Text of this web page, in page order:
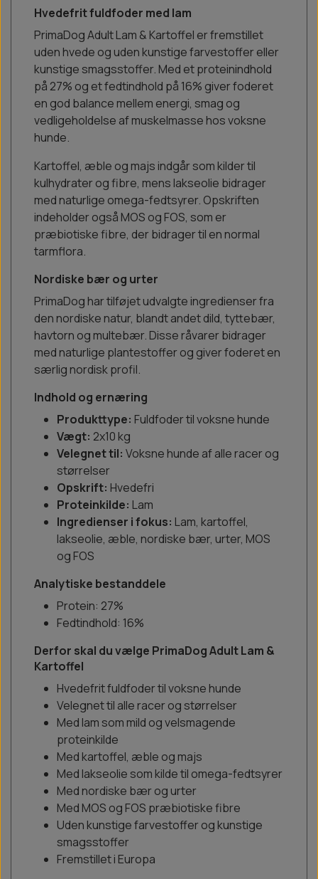
Hvedefrit fuldfoder med lam
PrimaDog Adult Lam & Kartoffel er fremstillet
uden hvede og uden kunstige farvestoffer eller
kunstige smagsstoffer. Med et proteinindhold
på 27% og et fedtindhold på 16% giver foderet
en god balance mellem energi, smag og
vedligeholdelse af muskelmasse hos voksne
hunde.
Kartoffel, æble og majs indgår som kilder til
kulhydrater og fibre, mens lakseolie bidrager
med naturlige omega-fedtsyrer. Opskriften
indeholder også MOS og FOS, som er
præbiotiske fibre, der bidrager til en normal
tarmflora.
Nordiske bær og urter
PrimaDog har tilføjet udvalgte ingredienser fra
den nordiske natur, blandt andet dild, tyttebær,
havtorn og multebær. Disse råvarer bidrager
med naturlige plantestoffer og giver foderet en
særlig nordisk profil.
Indhold og ernæring
Produkttype: Fuldfoder til voksne hunde
Vægt: 2x10 kg
Velegnet til: Voksne hunde af alle racer og
størrelser
Opskrift: Hvedefri
Proteinkilde: Lam
Ingredienser i fokus: Lam, kartoffel,
lakseolie, æble, nordiske bær, urter, MOS
og FOS
Analytiske bestanddele
Protein: 27%
Fedtindhold: 16%
Derfor skal du vælge PrimaDog Adult Lam &
Kartoffel
Hvedefrit fuldfoder til voksne hunde
Velegnet til alle racer og størrelser
Med lam som mild og velsmagende
proteinkilde
Med kartoffel, æble og majs
Med lakseolie som kilde til omega-fedtsyrer
Med nordiske bær og urter
Med MOS og FOS præbiotiske fibre
Uden kunstige farvestoffer og kunstige
smagsstoffer
Fremstillet i Europa